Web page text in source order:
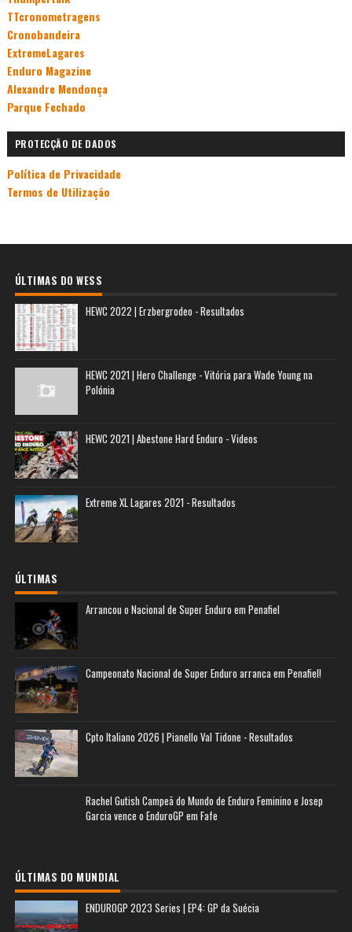
TTcronometragens
Cronobandeira
ExtremeLagares
Enduro Magazine
Alexandre Mendonça
Parque Fechado
PROTECÇÃO DE DADOS
Política de Privacidade
Termos de Utilização
ÚLTIMAS DO WESS
HEWC 2022 | Erzbergrodeo - Resultados
HEWC 2021 | Hero Challenge - Vitória para Wade Young na
Polónia
HEWC 2021 | Abestone Hard Enduro - Videos
Extreme XL Lagares 2021 - Resultados
ÚLTIMAS
Arrancou o Nacional de Super Enduro em Penafiel
Campeonato Nacional de Super Enduro arranca em Penafiel!
Cpto Italiano 2026 | Pianello Val Tidone - Resultados
Rachel Gutish Campeã do Mundo de Enduro Feminino e Josep
Garcia vence o EnduroGP em Fafe
ÚLTIMAS DO MUNDIAL
ENDUROGP 2023 Series | EP4: GP da Suécia